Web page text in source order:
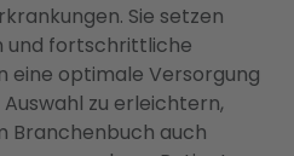
Sie setzen
und fortschrittliche
eine optimale Versorgung
zu erleichtern,
Branchenbuch auch